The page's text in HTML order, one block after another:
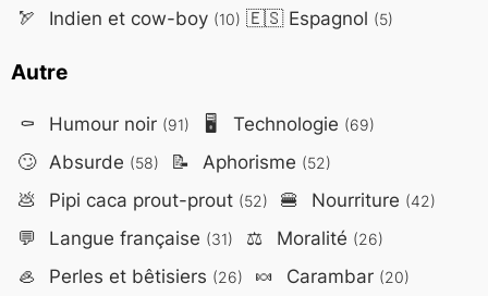
🏹 Indien et cow-boy (10) 🇪🇸Espagnol (5)
Autre
⚰️ Humour noir (91) 🖥️ Technologie (69)
🙄 Absurde (58) 📝 Aphorisme (52)
💩 Pipi caca prout-prout (52) 🍔 Nourriture (42)
💬 Langue française (31) ⚖️ Moralité (26)
🦪 Perles et bêtisiers (26) 🍬 Carambar (20)